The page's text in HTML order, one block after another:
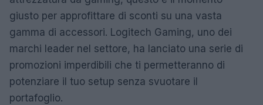
giusto per approfittare di sconti su una vasta
gamma di accessori. Logitech Gaming, uno dei
marchi leader nel settore, ha lanciato una serie di
promozioni imperdibili che ti permetteranno di
potenziare il tuo setup senza svuotare il
portafoglio.